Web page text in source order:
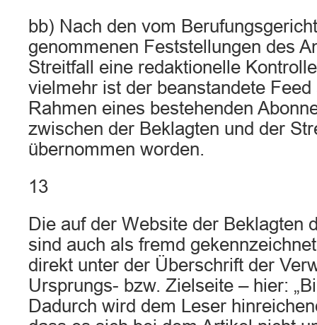
bb) Nach den vom
genommenen Feststellungen des
Streitfall eine redaktionelle
vielmehr ist der beanstandete
Rahmen eines bestehenden
zwischen der Beklagten und der
übernommen worden.
13
Die auf der Website der Beklagten
sind auch als fremd
direkt unter der Überschrift der
Ursprungs- bzw. Zielseite – hier:
Dadurch wird dem Leser